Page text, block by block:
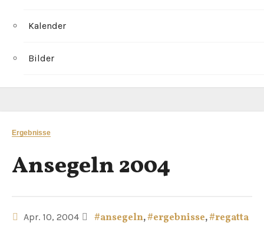
Kalender
Bilder
Ergebnisse
Ansegeln 2004
Apr. 10, 2004 #ansegeln,#ergebnisse,#regatta